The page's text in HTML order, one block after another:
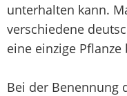
unterhalten kann.
verschiedene
eine einzige
Bei der Benennung